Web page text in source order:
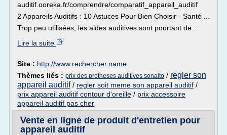
auditif.ooreka.fr/comprendre/comparatif_appareil_auditif
2 Appareils Auditifs : 10 Astuces Pour Bien Choisir - Santé ...
Trop peu utilisées, les aides auditives sont pourtant de...
Lire la suite
Site : http://www.rechercher.name
Thèmes liés : prix des protheses auditives sonalto / regler son
appareil auditif/ regler soit meme son appareil auditif /
prix appareil auditif contour d'oreille / prix accessoire
appareil auditif pas cher
Vente en ligne de produit d'entretien pour
appareil auditif